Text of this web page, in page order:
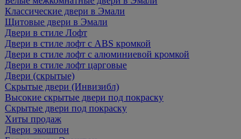
Классические двери в Эмали
Щитовые двери в Эмали
Двери в стиле Лофт
Двери в стиле лофт с ABS кромкой
Двери в стиле лофт с алюминиевой кромкой
Двери в стиле лофт царговые
Двери (скрытые)
Скрытые двери (Инвизибл)
Высокие скрытые двери под покраску
Скрытые двери под покраску
Хиты продаж
Двери экошпон